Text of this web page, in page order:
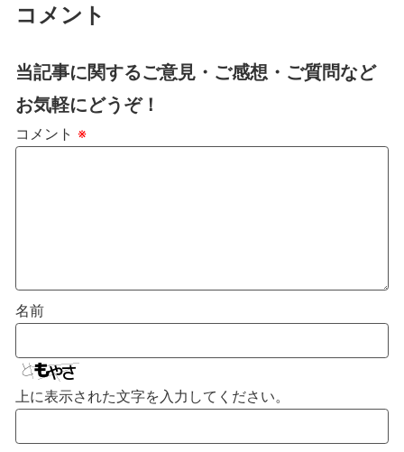
コメント
当記事に関するご意見・ご感想・ご質問など
お気軽にどうぞ！
コメント ※
名前
上に表示された文字を入力してください。